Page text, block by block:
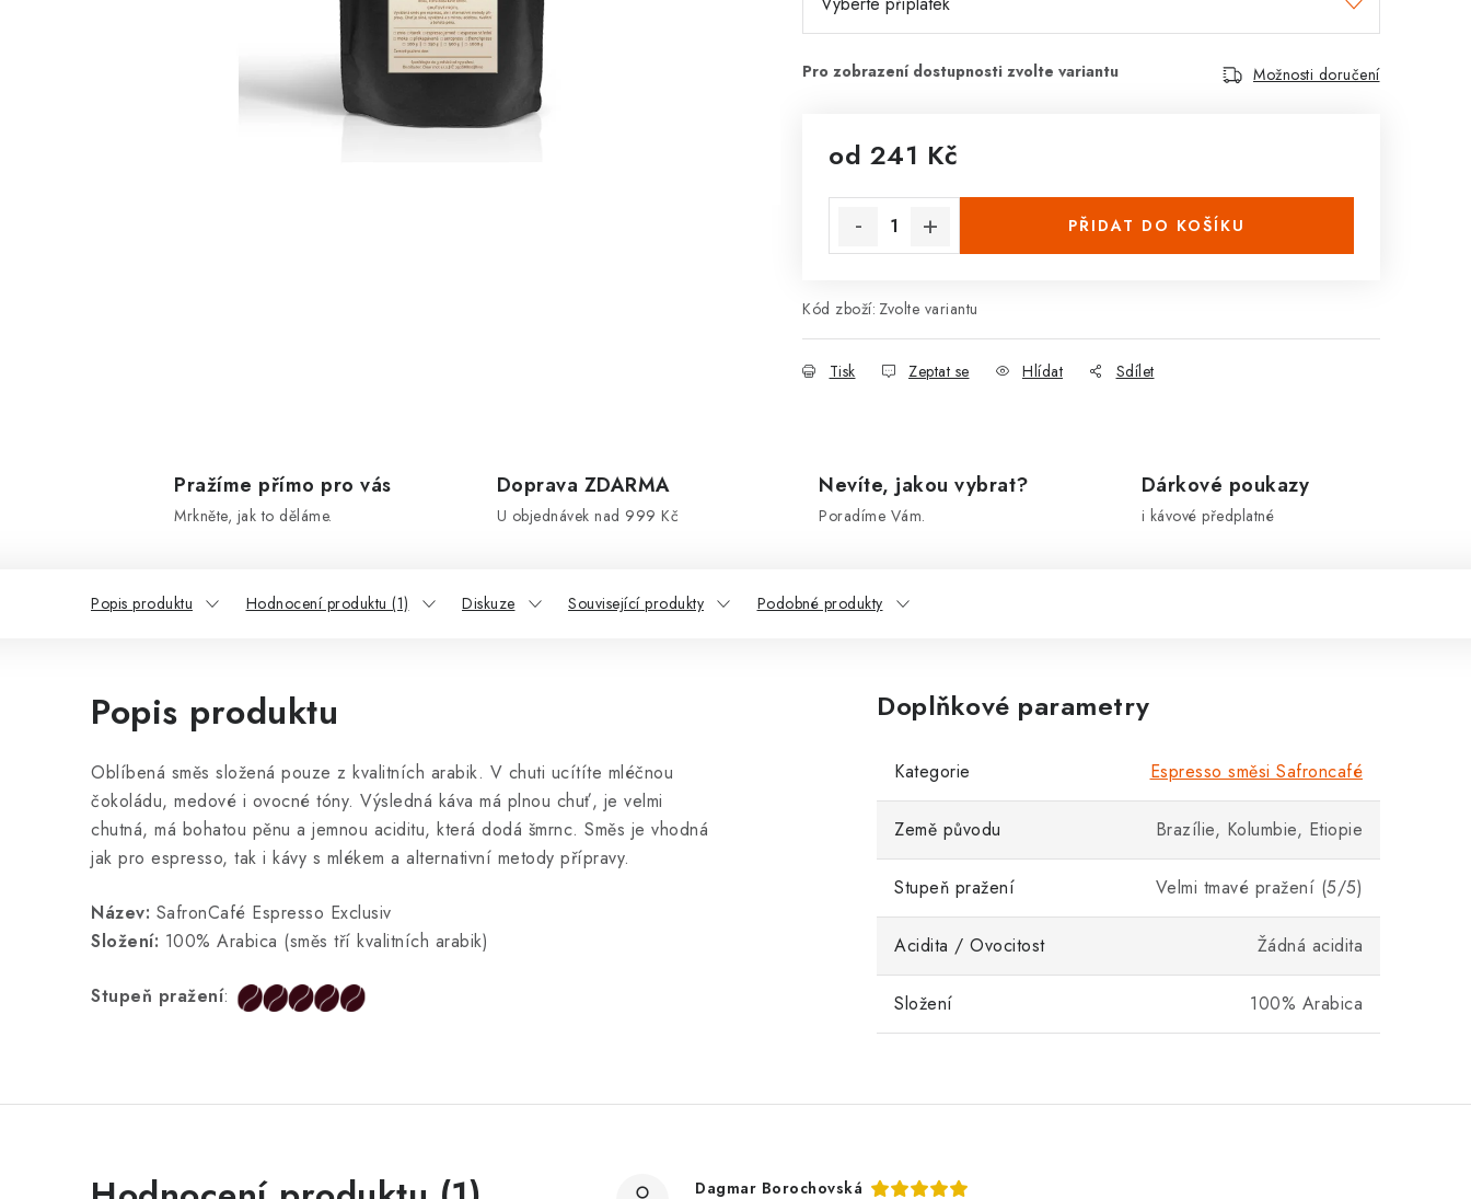
Možnosti doručení
od 241 Kč
PŘIDAT DO KOŠÍKU
Kód zboží: Zvolte variantu
Tisk Zeptat se Hlídat Sdílet
Pražíme přímo pro vás
Mrkněte, jak to děláme.
Doprava ZDARMA
U objednávek nad 999 Kč
Nevíte, jakou vybrat?
Poradíme Vám.
Dárkové poukazy
i kávové předplatné
Popis produktu Hodnocení produktu (1) Diskuze Související produkty Podobné produkty
Popis produktu
Oblíbená směs složená pouze z kvalitních arabik. V chuti ucítíte mléčnou
čokoládu, medové i ovocné tóny. Výsledná káva má plnou chuť, je velmi
chutná, má bohatou pěnu a jemnou aciditu, která dodá šmrnc. Směs je vhodná
jak pro espresso, tak i kávy s mlékem a alternativní metody přípravy.
Název: SafronCafé Espresso Exclusiv
Složení: 100% Arabica (směs tří kvalitních arabik)
Stupeň pražení:
Doplňkové parametry
Kategorie Espresso směsi Safroncafé
Země původu Brazílie, Kolumbie, Etiopie
Stupeň pražení Velmi tmavé pražení (5/5)
Acidita / Ovocitost Žádná acidita
Složení 100% Arabica
Dagmar Borochovská